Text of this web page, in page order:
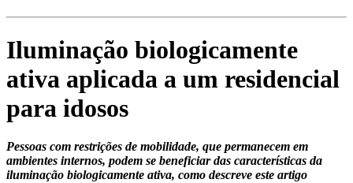
Iluminação biologicamente
ativa aplicada a um residencial
para idosos
Pessoas com restrições de mobilidade, que permanecem em
ambientes internos, podem se beneficiar das características da
iluminação biologicamente ativa, como descreve este artigo